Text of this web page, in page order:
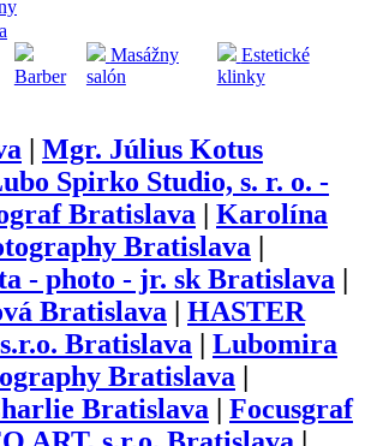
Barber
Masážny
salón
Estetické
klinky
Mgr. Július Kotus
Spirko Studio, s. r. o. -
Bratislava
Karolína
Bratislava
- photo - jr. sk Bratislava
Bratislava
HASTER
Bratislava
Lubomira
Bratislava
Bratislava
Focusgraf